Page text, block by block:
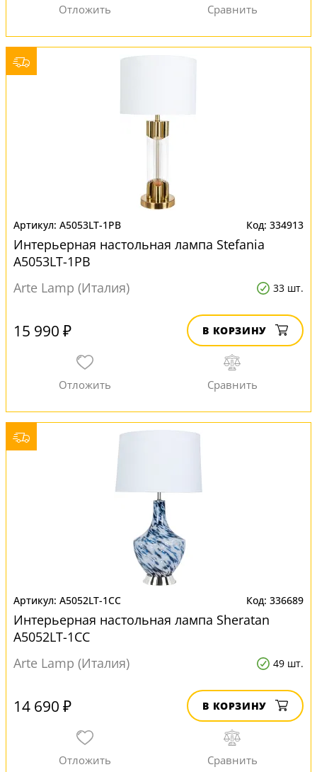
A5053LT-1PB 334913
Интерьерная настольная лампа Stefania
A5053LT-1PB
Arte Lamp (Италия)
33 шт.
15 990 ₽ В КОРЗИНУ
A5052LT-1CC 336689
Интерьерная настольная лампа Sheratan
A5052LT-1CC
Arte Lamp (Италия)
49 шт.
14 690 ₽ В КОРЗИНУ